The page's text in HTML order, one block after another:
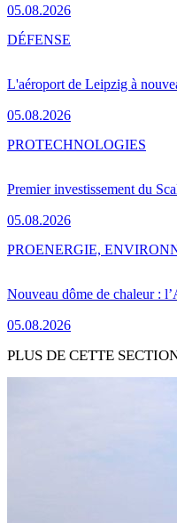
05.08.2026
L'aéroport de Leipzig à
05.08.2026
DÉFENSE
Premier investissement du
05.08.2026
PROTECHNOLOGIES
Nouveau dôme de chaleur :
05.08.2026
PROENERGIE,
PLUS DE CETTE